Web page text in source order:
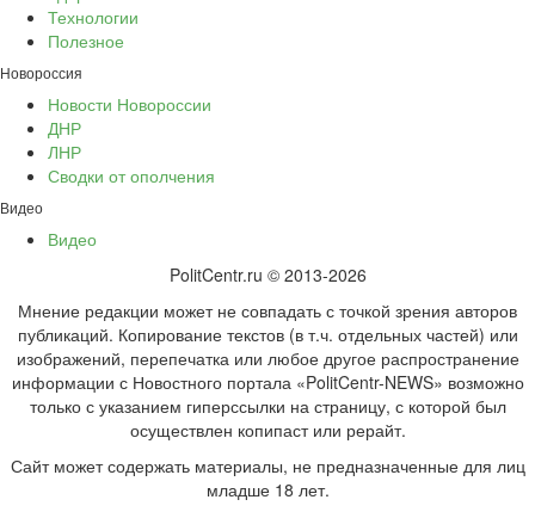
Технологии
Полезное
Новороссия
Новости Новороссии
ДНР
ЛНР
Сводки от ополчения
Видео
Видео
PolitCentr.ru © 2013-2026
Мнение редакции может не совпадать с точкой зрения авторов
публикаций. Копирование текстов (в т.ч. отдельных частей) или
изображений, перепечатка или любое другое распространение
информации с Новостного портала «PolitCentr-NEWS» возможно
только с указанием гиперссылки на страницу, с которой был
осуществлен копипаст или рерайт.
Сайт может содержать материалы, не предназначенные для лиц
младше 18 лет.